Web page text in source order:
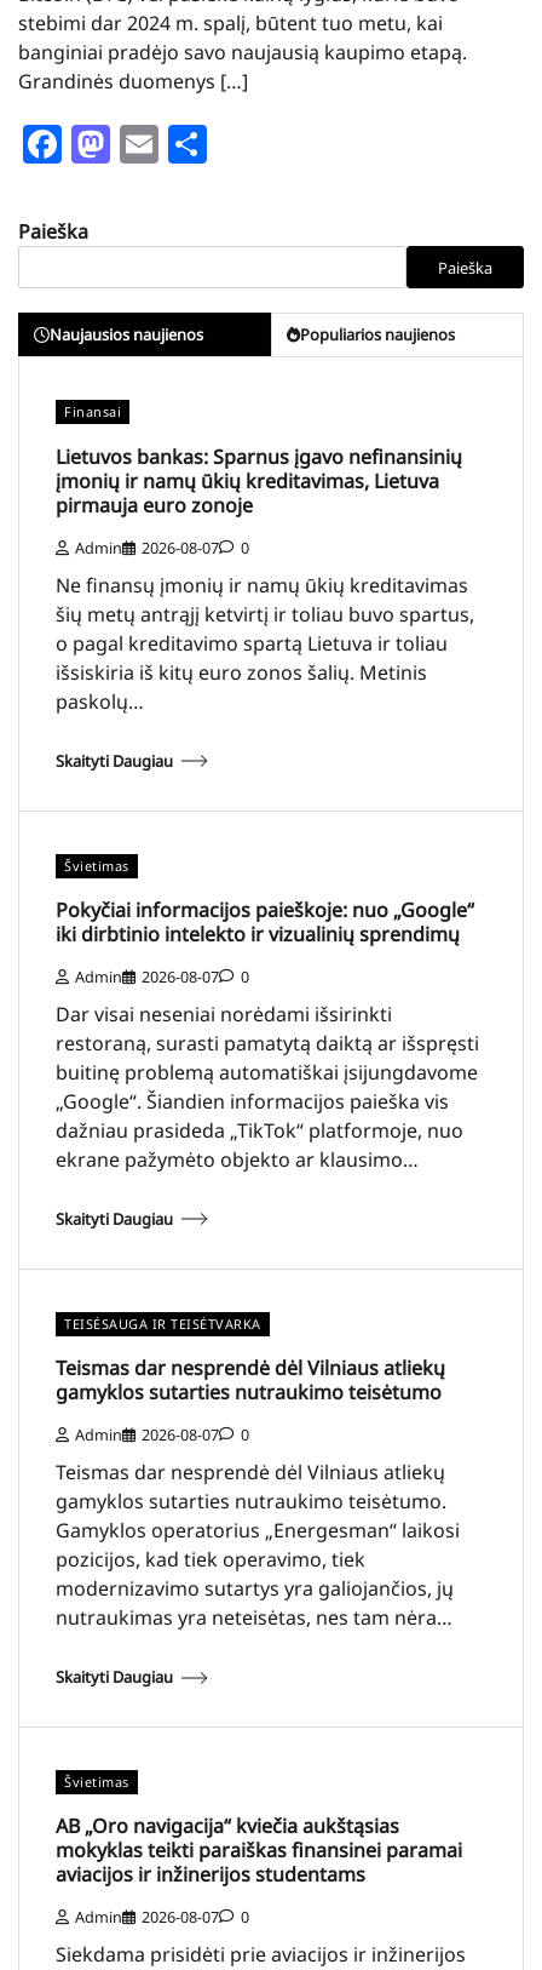
stebimi dar 2024 m. spalį, būtent tuo metu, kai
banginiai pradėjo savo naujausią kaupimo etapą.
Grandinės duomenys […]
Facebook
Mastodon
Email
Paieška
Paieška
Naujausios naujienos Populiarios naujienos
Finansai
Lietuvos bankas: Sparnus įgavo nefinansinių
įmonių ir namų ūkių kreditavimas, Lietuva
pirmauja euro zonoje
Admin 2026-08-07 0
Ne finansų įmonių ir namų ūkių kreditavimas
šių metų antrąjį ketvirtį ir toliau buvo spartus,
o pagal kreditavimo spartą Lietuva ir toliau
išsiskiria iš kitų euro zonos šalių. Metinis
paskolų…
Skaityti Daugiau
Švietimas
Pokyčiai informacijos paieškoje: nuo „Google“
iki dirbtinio intelekto ir vizualinių sprendimų
Admin 2026-08-07 0
Dar visai neseniai norėdami išsirinkti
restoraną, surasti pamatytą daiktą ar išspręsti
buitinę problemą automatiškai įsijungdavome
„Google“. Šiandien informacijos paieška vis
dažniau prasideda „TikTok“ platformoje, nuo
ekrane pažymėto objekto ar klausimo…
Skaityti Daugiau
TEISĖSAUGA IR TEISĖTVARKA
Teismas dar nesprendė dėl Vilniaus atliekų
gamyklos sutarties nutraukimo teisėtumo
Admin 2026-08-07 0
Teismas dar nesprendė dėl Vilniaus atliekų
gamyklos sutarties nutraukimo teisėtumo.
Gamyklos operatorius „Energesman“ laikosi
pozicijos, kad tiek operavimo, tiek
modernizavimo sutartys yra galiojančios, jų
nutraukimas yra neteisėtas, nes tam nėra…
Skaityti Daugiau
Švietimas
AB „Oro navigacija“ kviečia aukštąsias
mokyklas teikti paraiškas finansinei paramai
aviacijos ir inžinerijos studentams
Admin 2026-08-07 0
Siekdama prisidėti prie aviacijos ir inžinerijos